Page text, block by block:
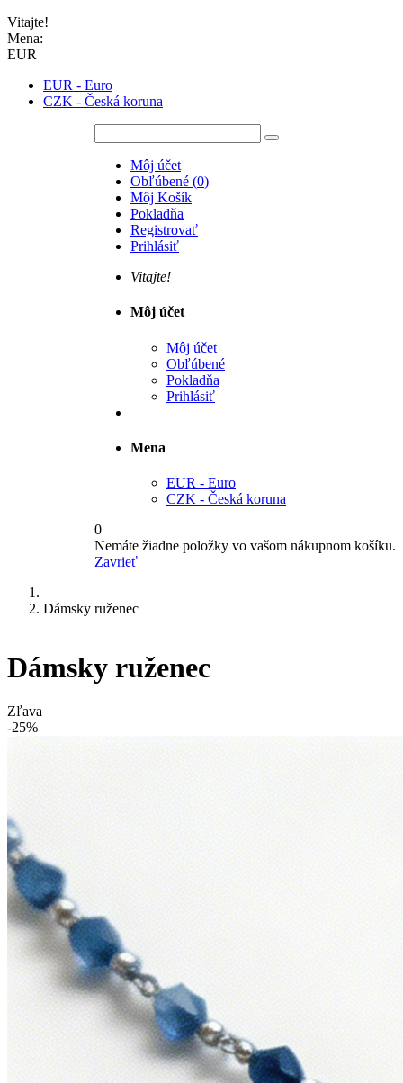
Vitajte!
Mena:
EUR
EUR - Euro
CZK - Česká koruna
Môj účet
Obľúbené (0)
Môj Košík
Pokladňa
Registrovať
Prihlásiť
Vitajte!
Môj účet
Môj účet
Obľúbené
Pokladňa
Prihlásiť
Mena
EUR - Euro
CZK - Česká koruna
0
Nemáte žiadne položky vo vašom nákupnom košíku.
Zavrieť
Dámsky ruženec
Dámsky ruženec
Zľava
-25%